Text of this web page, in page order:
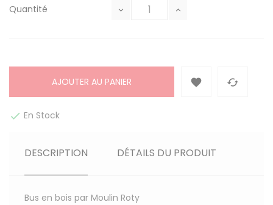
Quantité
AJOUTER AU PANIER  
 En Stock
DESCRIPTION DÉTAILS DU PRODUIT
Bus en bois par Moulin Roty